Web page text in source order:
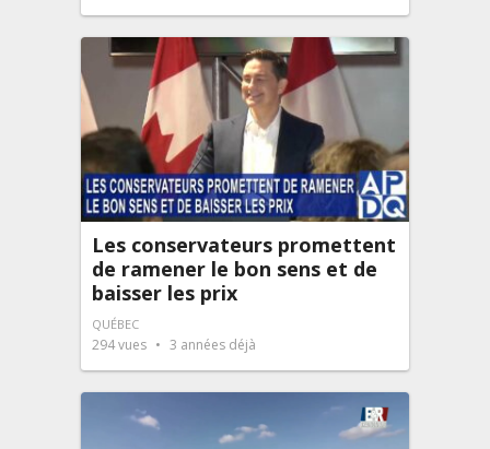
Les conservateurs promettent
de ramener le bon sens et de
baisser les prix
QUÉBEC
294vues 3 années déjà